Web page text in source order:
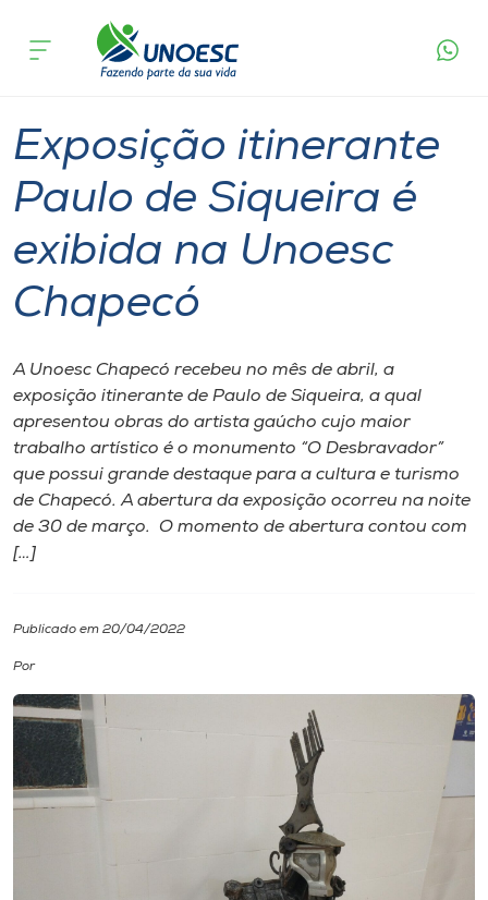
Cursos
Pesquisa
Atendimento ao Estudante
Portal de Ensino
A
Unoesc
Internacionalização
I.nova
Cultura
CPA
Biblioteca
acontece
Exposição itinerante
Paulo de Siqueira é
exibida na Unoesc
Chapecó
A Unoesc Chapecó recebeu no mês de abril, a
exposição itinerante de Paulo de Siqueira, a qual
apresentou obras do artista gaúcho cujo maior
trabalho artístico é o monumento “O Desbravador”
que possui grande destaque para a cultura e turismo
de Chapecó. A abertura da exposição ocorreu na noite
de 30 de março. O momento de abertura contou com
[…]
Publicado em 20/04/2022
Por